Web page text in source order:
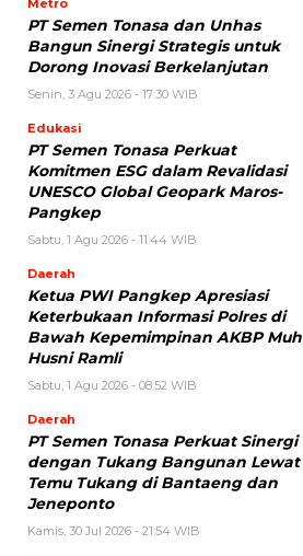
Metro
PT Semen Tonasa dan Unhas
Bangun Sinergi Strategis untuk
Dorong Inovasi Berkelanjutan
Senin, 3 Agu 2026 - 17:30 WIB
Edukasi
PT Semen Tonasa Perkuat
Komitmen ESG dalam Revalidasi
UNESCO Global Geopark Maros-
Pangkep
Sabtu, 1 Agu 2026 - 11:44 WIB
Daerah
Ketua PWI Pangkep Apresiasi
Keterbukaan Informasi Polres di
Bawah Kepemimpinan AKBP Muh
Husni Ramli
Sabtu, 1 Agu 2026 - 08:52 WIB
Daerah
PT Semen Tonasa Perkuat Sinergi
dengan Tukang Bangunan Lewat
Temu Tukang di Bantaeng dan
Jeneponto
Kamis, 30 Jul 2026 - 21:54 WIB